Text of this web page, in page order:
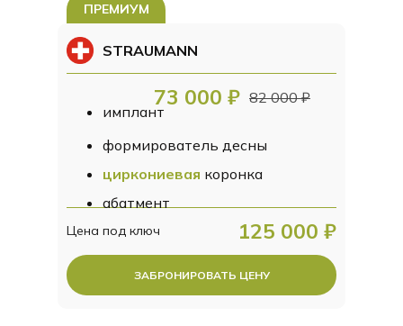
ПРЕМИУМ
ЗАБРОНИРОВАТЬ ЦЕНУ
125 000 ₽
Цена под ключ
абатмент
циркониевая коронка
формирователь десны
82 000 ₽
73 000 ₽
имплант
STRAUMANN
Оплатите до 15%
стоимости услуг баллами